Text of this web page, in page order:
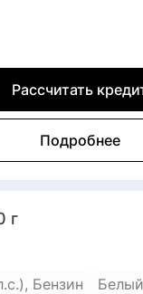
Рассчитать
Подробнее
г
Бензин Белый